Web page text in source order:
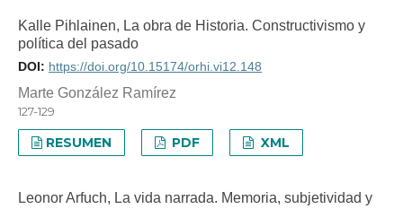
Kalle Pihlainen, La obra de Historia. Constructivismo y
política del pasado
DOI: https://doi.org/10.15174/orhi.vi12.148
Marte González Ramírez
127-129
RESUMEN PDF XML
Leonor Arfuch, La vida narrada. Memoria, subjetividad y